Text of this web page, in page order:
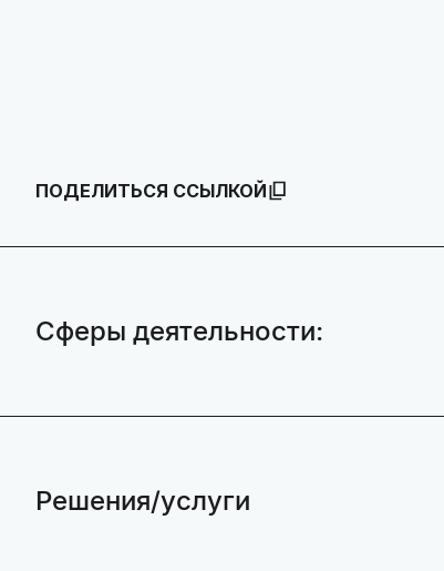
ПОДЕЛИТЬСЯ ССЫЛКОЙ
Сферы деятельности:
Решения/услуги